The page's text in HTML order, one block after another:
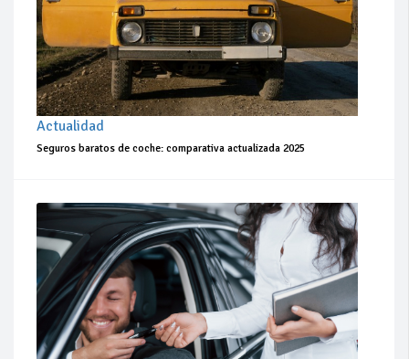
Actualidad
Seguros baratos de coche: comparativa actualizada 2025